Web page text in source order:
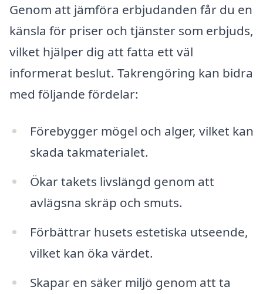
Genom att jämföra erbjudanden får du en
känsla för priser och tjänster som erbjuds,
vilket hjälper dig att fatta ett väl
informerat beslut. Takrengöring kan bidra
med följande fördelar:
Förebygger mögel och alger, vilket kan
skada takmaterialet.
Ökar takets livslängd genom att
avlägsna skräp och smuts.
Förbättrar husets estetiska utseende,
vilket kan öka värdet.
Skapar en säker miljö genom att ta